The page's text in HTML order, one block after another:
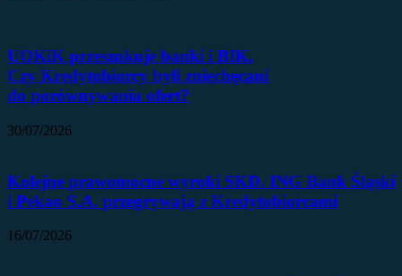
UOKiK przeszukuje banki i BIK.
Czy Kredytobiorcy byli zniechęcani
do porównywania ofert?
30/07/2026
Kolejne prawomocne wyroki SKD. ING Bank Śląski
i Pekao S.A. przegrywają z Kredytobiorcami
16/07/2026